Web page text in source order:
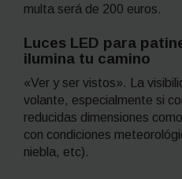
multa será de 200 euros.
Luces LED para
ilumina tu camino
«Ver y ser vistos». La
volante, especialmente si
reducidas dimensiones
con condiciones
niebla, etc).